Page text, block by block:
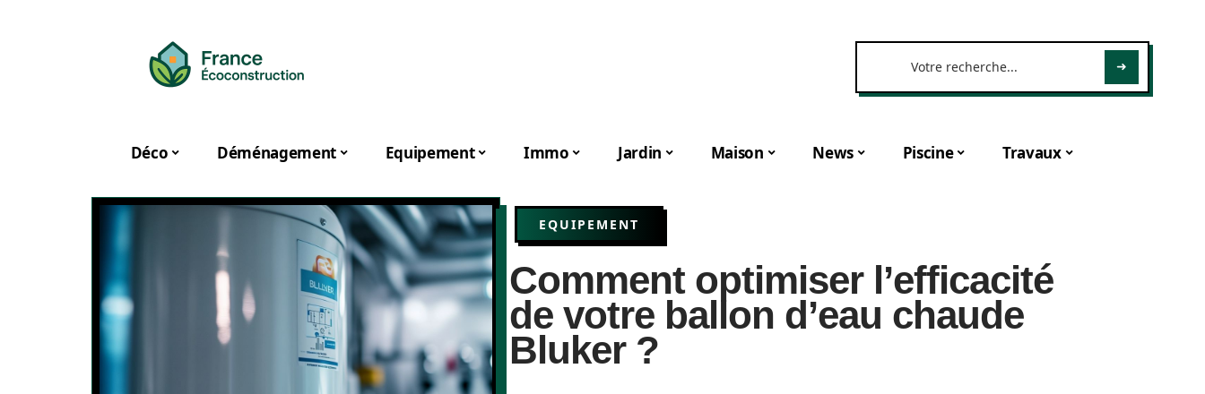
Déco Déménagement Equipement Immo Jardin Maison News Piscine Travaux
EQUIPEMENT
Comment optimiser l’efficacité
de votre ballon d’eau chaude
Bluker ?